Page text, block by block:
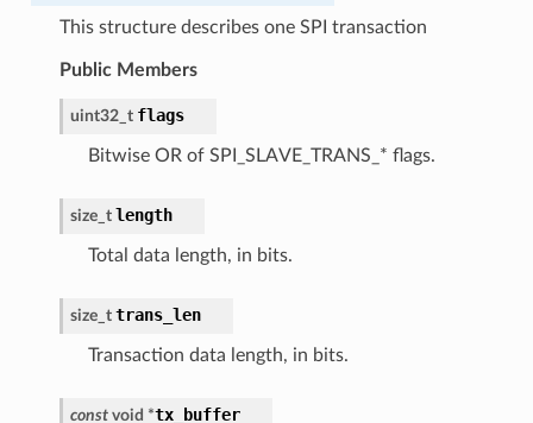
This structure describes one SPI transaction
Public Members
uint32_t flags
Bitwise OR of SPI_SLAVE_TRANS_* flags.
size_t length
Total data length, in bits.
size_t trans_len
Transaction data length, in bits.
const void *tx_buffer